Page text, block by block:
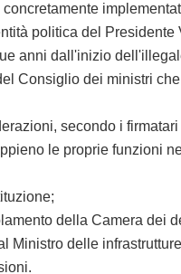
politica del Presidente
dall'inizio dell'illegale
Consiglio dei ministri
secondo i firmatari
le proprie funzioni
della Camera dei
delle infrastrutture